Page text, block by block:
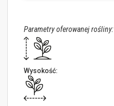
Parametry oferowanej rośliny:
Wysokość: